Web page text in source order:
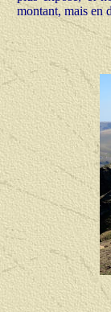
montant, mais en